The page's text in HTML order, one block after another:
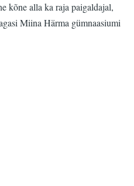
kõne alla ka raja paigaldajal,
Miina Härma gümnaasiumi